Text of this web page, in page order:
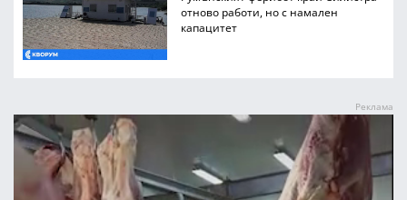
отново работи, но с намален
капацитет